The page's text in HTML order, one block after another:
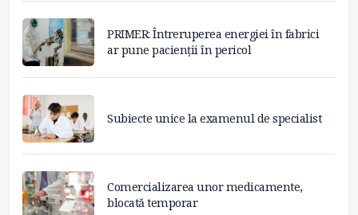
PRIMER: Întreruperea energiei în fabrici
ar pune pacienții în pericol
Subiecte unice la examenul de specialist
Comercializarea unor medicamente,
blocată temporar